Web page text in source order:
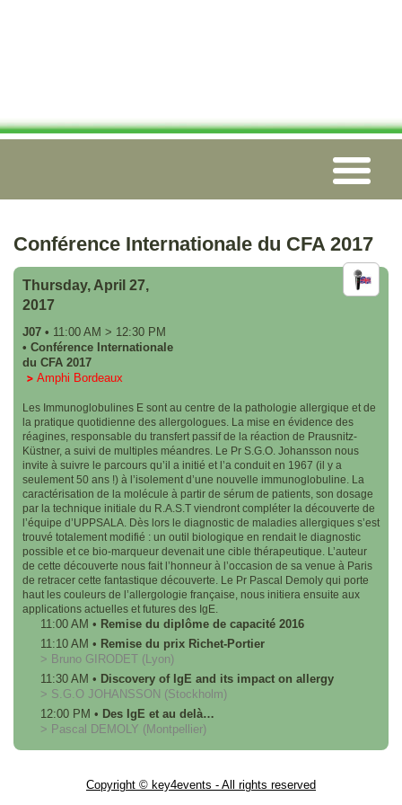
Conférence Internationale du CFA 2017
Thursday, April 27,
2017
J07 • 11:00 AM > 12:30 PM
• Conférence Internationale
du CFA 2017
Amphi Bordeaux
Les Immunoglobulines E sont au centre de la pathologie allergique et de
la pratique quotidienne des allergologues. La mise en évidence des
réagines, responsable du transfert passif de la réaction de Prausnitz-
Küstner, a suivi de multiples méandres. Le Pr S.G.O. Johansson nous
invite à suivre le parcours qu’il a initié et l’a conduit en 1967 (il y a
seulement 50 ans !) à l’isolement d’une nouvelle immunoglobuline. La
caractérisation de la molécule à partir de sérum de patients, son dosage
par la technique initiale du R.A.S.T viendront compléter la découverte de
l’équipe d’UPPSALA. Dès lors le diagnostic de maladies allergiques s’est
trouvé totalement modifié : un outil biologique en rendait le diagnostic
possible et ce bio-marqueur devenait une cible thérapeutique. L’auteur
de cette découverte nous fait l’honneur à l’occasion de sa venue à Paris
de retracer cette fantastique découverte. Le Pr Pascal Demoly qui porte
haut les couleurs de l’allergologie française, nous initiera ensuite aux
applications actuelles et futures des IgE.
11:00 AM • Remise du diplôme de capacité 2016
11:10 AM • Remise du prix Richet-Portier
> Bruno GIRODET (Lyon)
11:30 AM • Discovery of IgE and its impact on allergy
> S.G.O JOHANSSON (Stockholm)
12:00 PM • Des IgE et au delà…
> Pascal DEMOLY (Montpellier)
Copyright © key4events - All rights reserved